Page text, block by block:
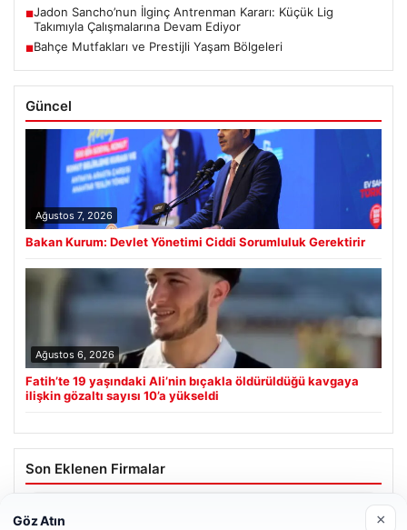
■Jadon Sancho’nun İlginç Antrenman Kararı: Küçük Lig
Takımıyla Çalışmalarına Devam Ediyor
■Bahçe Mutfakları ve Prestijli Yaşam Bölgeleri
Güncel
Ağustos 7, 2026
Bakan Kurum: Devlet Yönetimi Ciddi Sorumluluk Gerektirir
Ağustos 6, 2026
Fatih’te 19 yaşındaki Ali’nin bıçakla öldürüldüğü kavgaya
ilişkin gözaltı sayısı 10’a yükseldi
Son Eklenen Firmalar
Prenses Night Club
Göz Atın ×